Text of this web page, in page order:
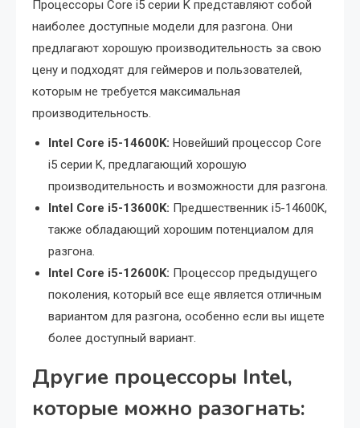
Процессоры Core i5 серии K представляют собой
наиболее доступные модели для разгона. Они
предлагают хорошую производительность за свою
цену и подходят для геймеров и пользователей,
которым не требуется максимальная
производительность.
Intel Core i5-14600K: Новейший процессор Core
i5 серии K, предлагающий хорошую
производительность и возможности для разгона.
Intel Core i5-13600K: Предшественник i5-14600K,
также обладающий хорошим потенциалом для
разгона.
Intel Core i5-12600K: Процессор предыдущего
поколения, который все еще является отличным
вариантом для разгона, особенно если вы ищете
более доступный вариант.
Другие процессоры Intel,
которые можно разогнать: